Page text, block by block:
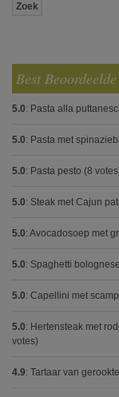
Best
5.0: Pasta alla
5.0: Pasta met
5.0: Pasta pesto (8
5.0: Steak met Cajun
5.0: Avocadosoep met
5.0: Spaghetti
5.0: Capellini met
5.0: Hertensteak met
votes)
4.9: Tartaar van